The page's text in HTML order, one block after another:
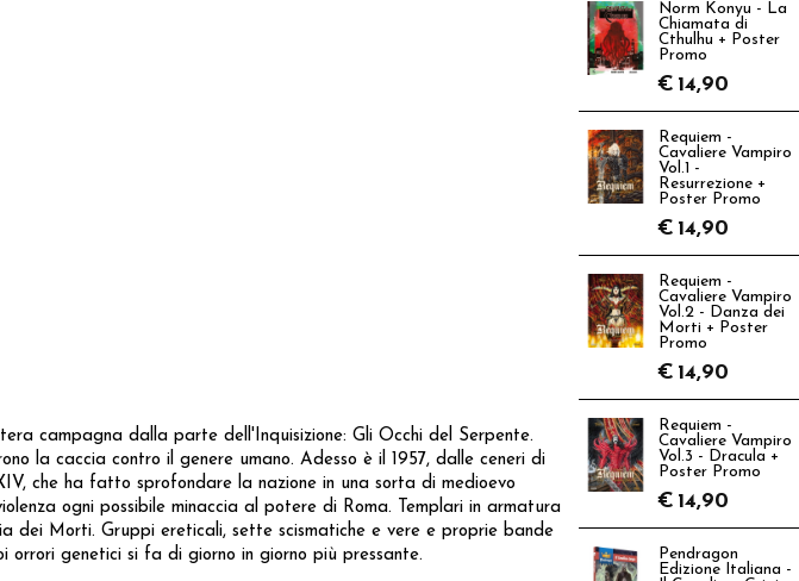
campagna dalla parte dell'Inquisizione: Gli Occhi del Serpente.
la caccia contro il genere umano. Adesso è il 1957, dalle ceneri di
che ha fatto sprofondare la nazione in una sorta di medioevo
ogni possibile minaccia al potere di Roma. Templari in armatura
dei Morti. Gruppi ereticali, sette scismatiche e vere e proprie bande
orrori genetici si fa di giorno in giorno più pressante.
Norm Konyu - La
Chiamata di
Cthulhu + Poster
Promo
€ 14,90
Requiem -
Cavaliere Vampiro
Vol.1 -
Resurrezione +
Poster Promo
€ 14,90
Requiem -
Cavaliere Vampiro
Vol.2 - Danza dei
Morti + Poster
Promo
€ 14,90
Requiem -
Cavaliere Vampiro
Vol.3 - Dracula +
Poster Promo
€ 14,90
Pendragon
Edizione Italiana -